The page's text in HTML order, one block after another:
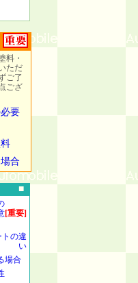
料・
ただ
ご了
ござ
要
合
■
[重要]
トの違
い
場合